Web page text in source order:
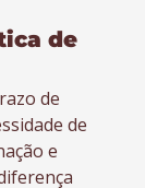
de
de
de
e